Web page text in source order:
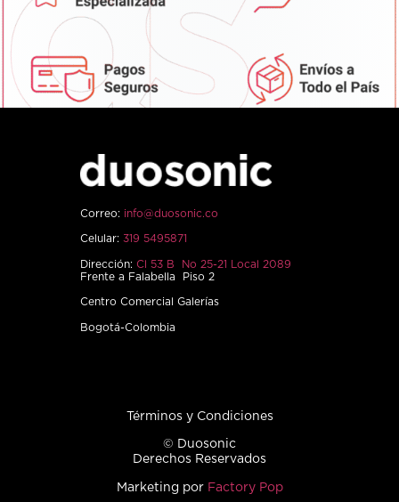
Correo: info@duosonic.co
Celular: 319 5495871
Dirección: Cl 53 B No 25-21 Local 2089
Frente a Falabella Piso 2
Centro Comercial Galerías
Bogotá-Colombia
Términos y Condiciones
© Duosonic
Derechos Reservados
Marketing por Factory Pop